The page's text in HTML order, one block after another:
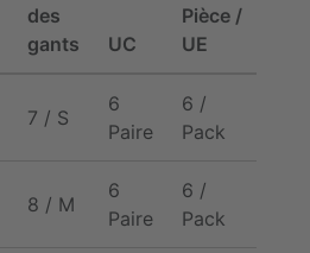
des
gants
UC
Pièce /
UE
7 / S
6
Paire
6 /
Pack
8 / M
6
Paire
6 /
Pack